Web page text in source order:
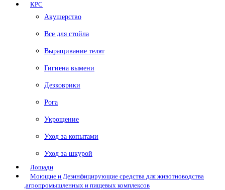
КРС
Акушерство
Все для стойла
Выращивание телят
Гигиена вымени
Дезковрики
Рога
Укрощение
Уход за копытами
Уход за шкурой
Лошади
Моющие и Дезинфицирующие средства для животноводства
,агропромышленных и пищевых комплексов